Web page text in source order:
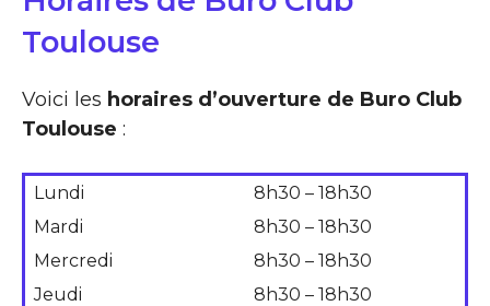
Toulouse
Voici les horaires d’ouverture de Buro Club
Toulouse :
Lundi
8h30 – 18h30
Mardi
8h30 – 18h30
Mercredi
8h30 – 18h30
Jeudi
8h30 – 18h30